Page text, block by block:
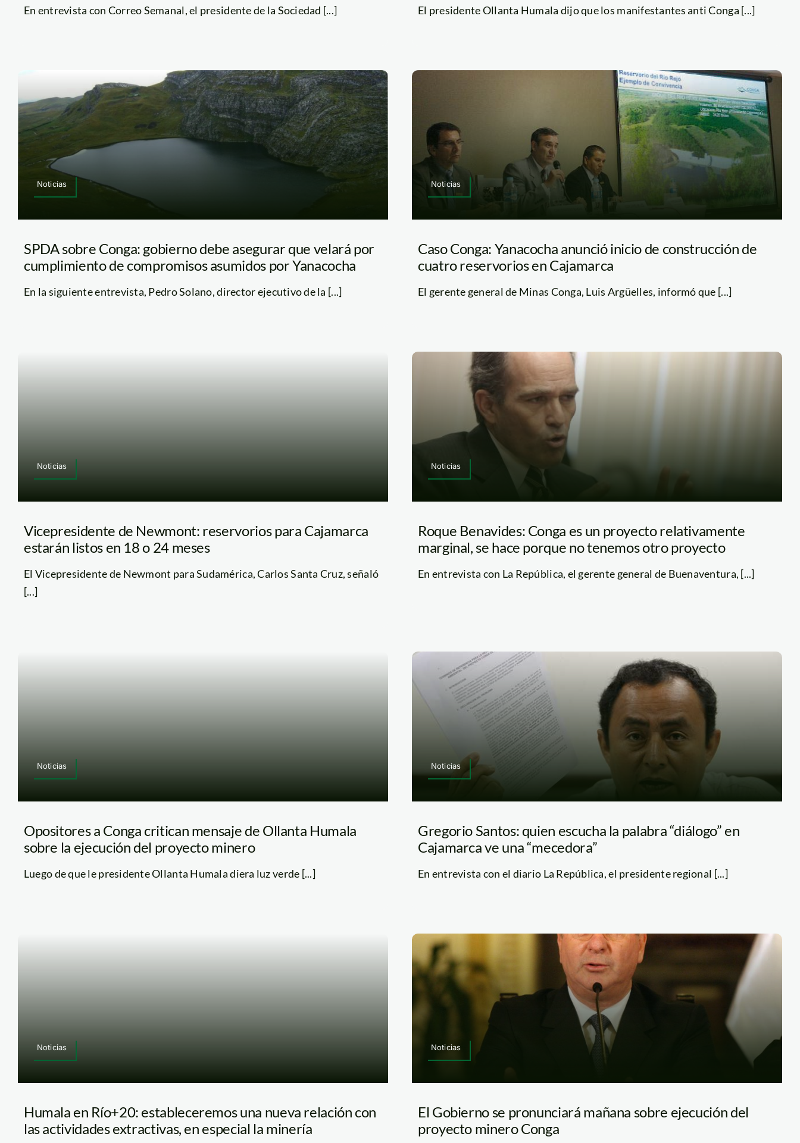
En entrevista con Correo Semanal, el presidente de la Sociedad [...] El presidente Ollanta Humala dijo que los manifestantes anti Conga [...]
Noticias
SPDA sobre Conga: gobierno debe asegurar que velará por
cumplimiento de compromisos asumidos por Yanacocha
En la siguiente entrevista, Pedro Solano, director ejecutivo de la [...]
Noticias
Caso Conga: Yanacocha anunció inicio de construcción de
cuatro reservorios en Cajamarca
El gerente general de Minas Conga, Luis Argüelles, informó que [...]
Noticias
Vicepresidente de Newmont: reservorios para Cajamarca
estarán listos en 18 o 24 meses
El Vicepresidente de Newmont para Sudamérica, Carlos Santa Cruz, señaló
[...]
Noticias
Roque Benavides: Conga es un proyecto relativamente
marginal, se hace porque no tenemos otro proyecto
En entrevista con La República, el gerente general de Buenaventura, [...]
Noticias
Opositores a Conga critican mensaje de Ollanta Humala
sobre la ejecución del proyecto minero
Luego de que le presidente Ollanta Humala diera luz verde [...]
Noticias
Gregorio Santos: quien escucha la palabra “diálogo” en
Cajamarca ve una “mecedora”
En entrevista con el diario La República, el presidente regional [...]
Noticias
Humala en Río+20: estableceremos una nueva relación con
las actividades extractivas, en especial la minería
Noticias
El Gobierno se pronunciará mañana sobre ejecución del
proyecto minero Conga